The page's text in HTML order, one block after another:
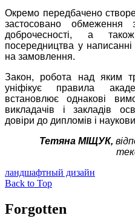
Окремо передбачено
застосовано обмеження
доброчесності, а
посередництва у
на замовлення.
Закон, робота над яким
уніфікує правила
встановлює однакові
викладачів і закладів
довіри до дипломів і
Тетяна МІЩУК,
ландшафтный дизайн
Back to Top
Forgotten